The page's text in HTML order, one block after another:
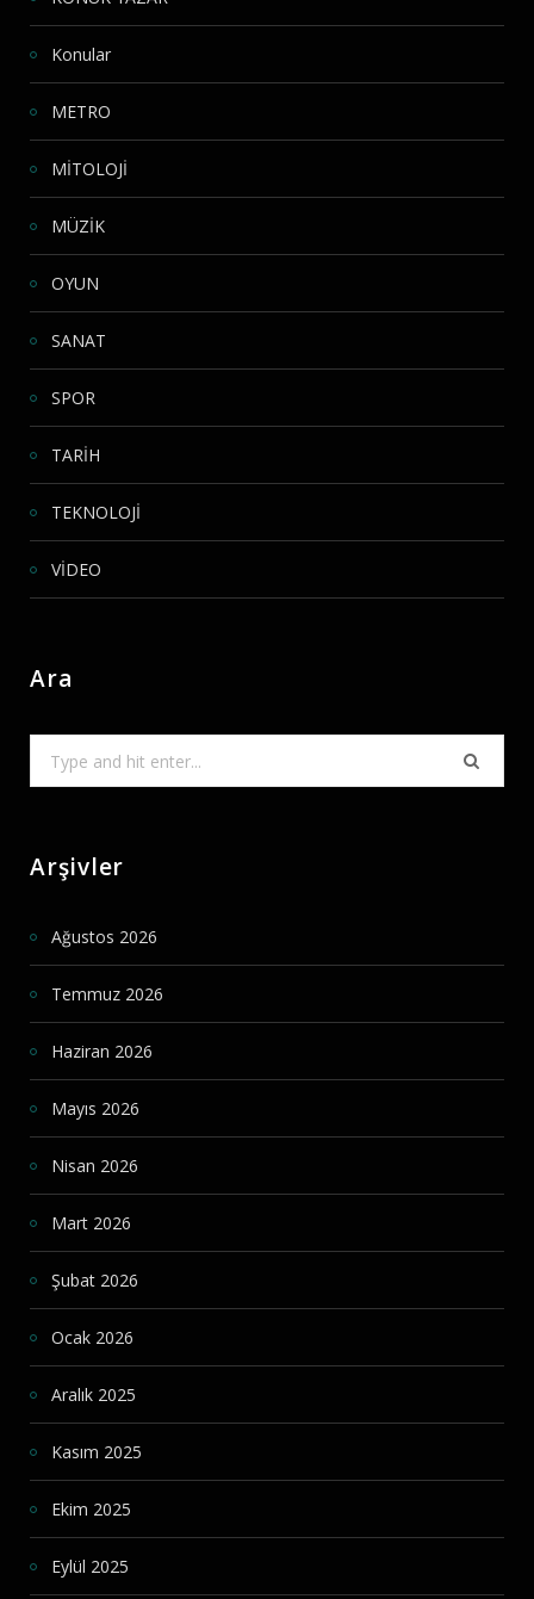
Konular
METRO
MİTOLOJİ
MÜZİK
OYUN
SANAT
SPOR
TARİH
TEKNOLOJİ
VİDEO
Ara
Arşivler
Ağustos 2026
Temmuz 2026
Haziran 2026
Mayıs 2026
Nisan 2026
Mart 2026
Şubat 2026
Ocak 2026
Aralık 2025
Kasım 2025
Ekim 2025
Eylül 2025